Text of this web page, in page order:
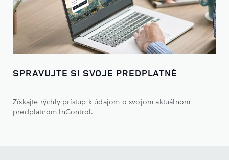
SPRAVUJTE SI SVOJE PREDPLATNÉ
Získajte rýchly prístup k údajom o svojom aktuálnom
predplatnom InControl.